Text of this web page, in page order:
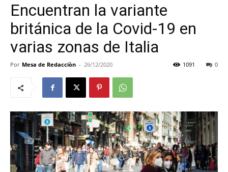
Encuentran la variante
británica de la Covid-19 en
varias zonas de Italia
Por Mesa de Redacciòn - 26/12/2020 0
1091